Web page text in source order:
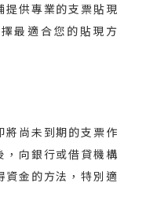
提供專業的支票貼現
最適合您的貼現方
將尚未到期的支票作
，向銀行或借貸機構
資金的方法，特別適